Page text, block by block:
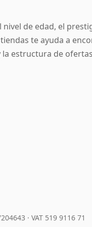
de edad, el
te ayuda a
estructura de
· VAT 519 9116 71